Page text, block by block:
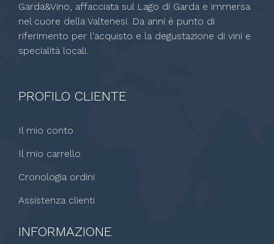
Garda&Vino, affacciata sul Lago di Garda e immersa
nel cuore della Valtenesi. Da anni è punto di
riferimento per l'acquisto e la degustazione di vini e
specialità locali.
PROFILO CLIENTE
Il mio conto
Il mio carrello
Cronologia ordini
Assistenza clienti
INFORMAZIONE